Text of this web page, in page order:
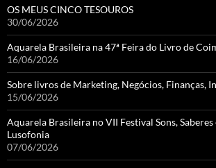
OS MEUS CINCO TESOUROS
30/06/2026
Aquarela Brasileira na 47ª Feira do Livro de
16/06/2026
Sobre livros de Marketing, Negócios, Finanças,
15/06/2026
Aquarela Brasileira no VII Festival Sons, Saberes
Lusofonia
07/06/2026